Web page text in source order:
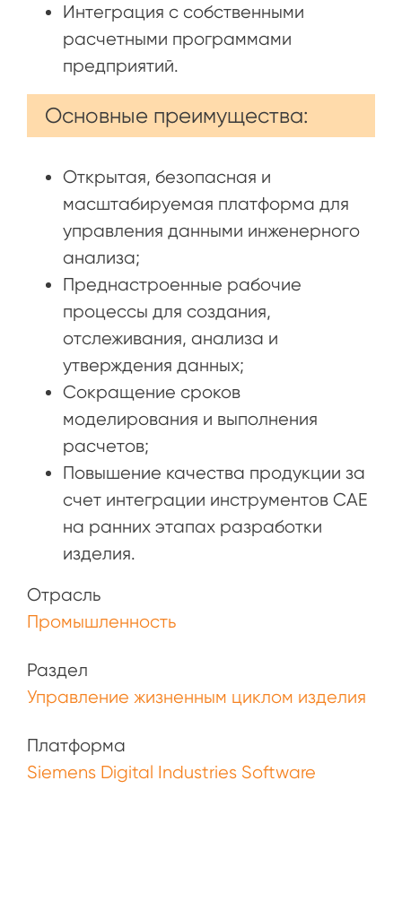
Интеграция с собственными
расчетными программами
предприятий.
Основные преимущества:
Открытая, безопасная и
масштабируемая платформа для
управления данными инженерного
анализа;
Преднастроенные рабочие
процессы для создания,
отслеживания, анализа и
утверждения данных;
Сокращение сроков
моделирования и выполнения
расчетов;
Повышение качества продукции за
счет интеграции инструментов CAE
на ранних этапах разработки
изделия.
Отрасль
Промышленность
Раздел
Управление жизненным циклом изделия
Платформа
Siemens Digital Industries Software